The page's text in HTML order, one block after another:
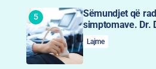
Sëmundjet që
simptomave. Dr.
Lajme